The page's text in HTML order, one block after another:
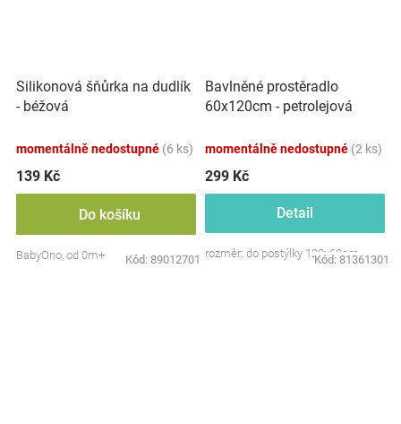
Silikonová šňůrka na dudlík
- béžová
momentálně nedostupné (6 ks)
139 Kč
Do košíku
BabyOno, od 0m+ Kód: 89012701
Bavlněné prostěradlo
60x120cm - petrolejová
momentálně nedostupné (2 ks)
299 Kč
Detail
rozměr: do postýlky 120x60cm
Kód: 81361301